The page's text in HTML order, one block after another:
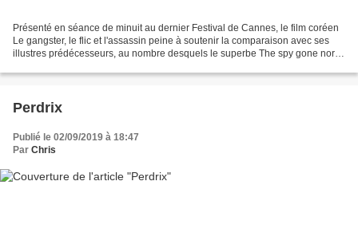
Présenté en séance de minuit au dernier Festival de Cannes, le film coréen
Le gangster, le flic et l'assassin peine à soutenir la comparaison avec ses
illustres prédécesseurs, au nombre desquels le superbe The spy gone north,
Perdrix
Publié le 02/09/2019 à 18:47
Par Chris